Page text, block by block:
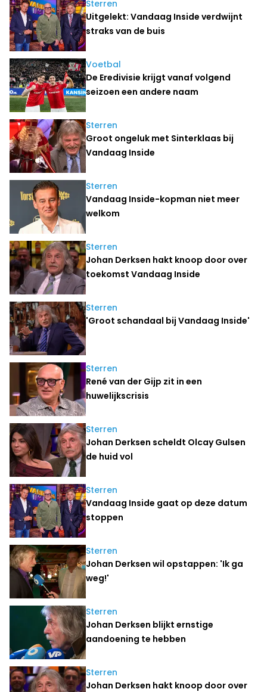
Sterren
Uitgelekt: Vandaag Inside verdwijnt
straks van de buis
Voetbal
De Eredivisie krijgt vanaf volgend
seizoen een andere naam
Sterren
Groot ongeluk met Sinterklaas bij
Vandaag Inside
Sterren
Vandaag Inside-kopman niet meer
welkom
Sterren
Johan Derksen hakt knoop door over
toekomst Vandaag Inside
Sterren
'Groot schandaal bij Vandaag Inside'
Sterren
René van der Gijp zit in een
huwelijkscrisis
Sterren
Johan Derksen scheldt Olcay Gulsen
de huid vol
Sterren
Vandaag Inside gaat op deze datum
stoppen
Sterren
Johan Derksen wil opstappen: 'Ik ga
weg!'
Sterren
Johan Derksen blijkt ernstige
aandoening te hebben
Sterren
Johan Derksen hakt knoop door over